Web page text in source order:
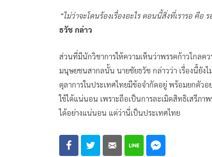
“ไม่ว่าจะโดนร้องเรื่องอะไร ตอนนี้สิ่งที่เรารอ คื
ธวัช กล่าว
ส่วนที่มีนักวิชาการให้ความเห็นว่าพรรคก้าวไกลค
มนุษยชนสากลนั้น นายชัยธวัช กล่าวว่า เรื่องนี้ยัง
ตุลาการในประเทศไทยมีข้อจำกัดอยู่ พร้อมยกตัวอ
ใช้ได้แน่นอน เพราะถือเป็นการละเมิดสิทธิเสรีภ
ได้อย่างแน่นอน แต่ว่านี่เป็นประเทศไทย